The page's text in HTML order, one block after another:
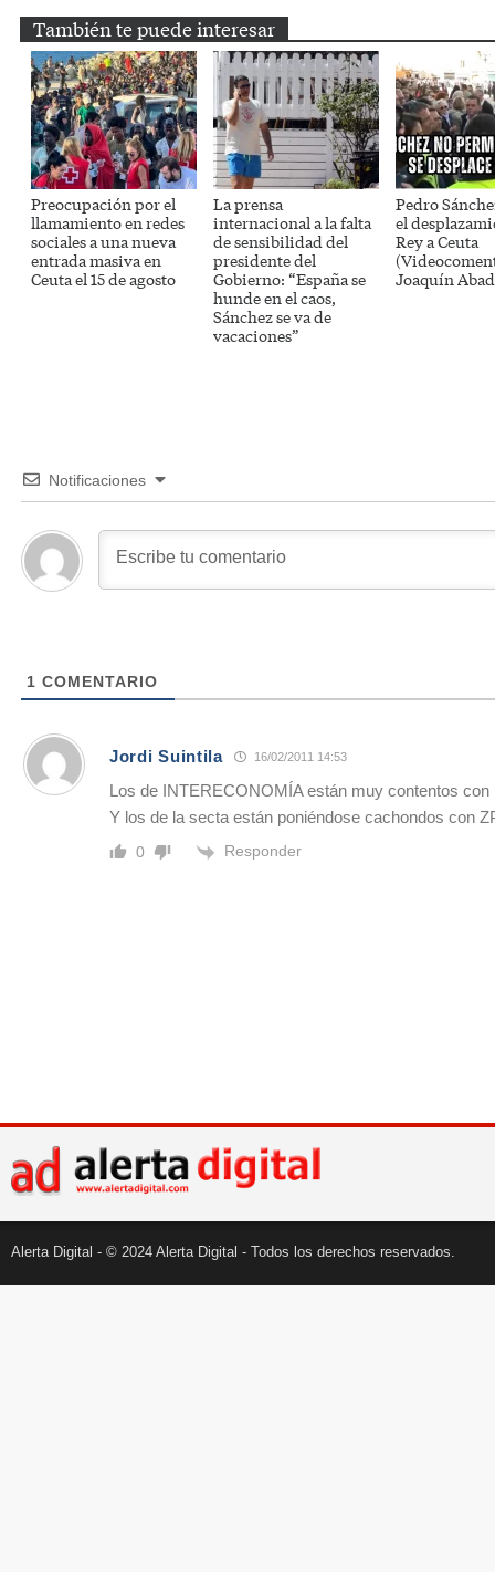
También te puede interesar
Preocupación por el
llamamiento en redes
sociales a una nueva
entrada masiva en
Ceuta el 15 de agosto
La prensa
internacional a la falta
de sensibilidad del
presidente del
Gobierno: “España se
hunde en el caos,
Sánchez se va de
vacaciones”
Pedro
el
Rey a Ceuta
Joaquín
Notificaciones
1 COMENTARIO
Jordi Suintila 16/02/2011 14:53
Los de INTERECONOMÍA están muy contentos con
Y los de la secta están poniéndose cachondos con
0 Responder
Alerta Digital - © 2024 Alerta Digital - Todos los derechos reservados.